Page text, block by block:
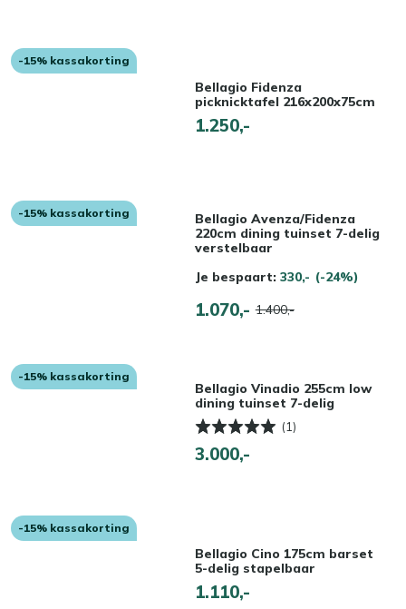
-15% kassakorting
Bellagio Fidenza
picknicktafel 216x200x75cm
1.250,-
-15% kassakorting
Bellagio Avenza/Fidenza
220cm dining tuinset 7-delig
verstelbaar
Je bespaart: 330,- (-24%)
1.070,- 1.400,-
-15% kassakorting
Bellagio Vinadio 255cm low
dining tuinset 7-delig
(1)
3.000,-
-15% kassakorting
Bellagio Cino 175cm barset
5-delig stapelbaar
1.110,-